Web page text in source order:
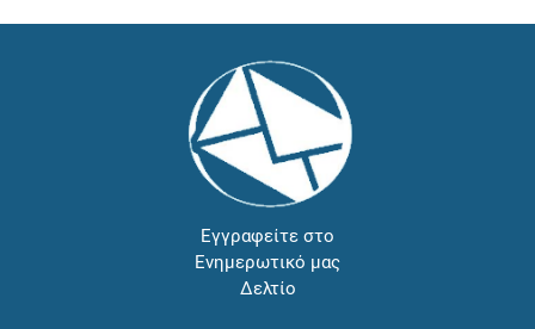
Εγγραφείτε στο
Ενημερωτικό μας
Δελτίο